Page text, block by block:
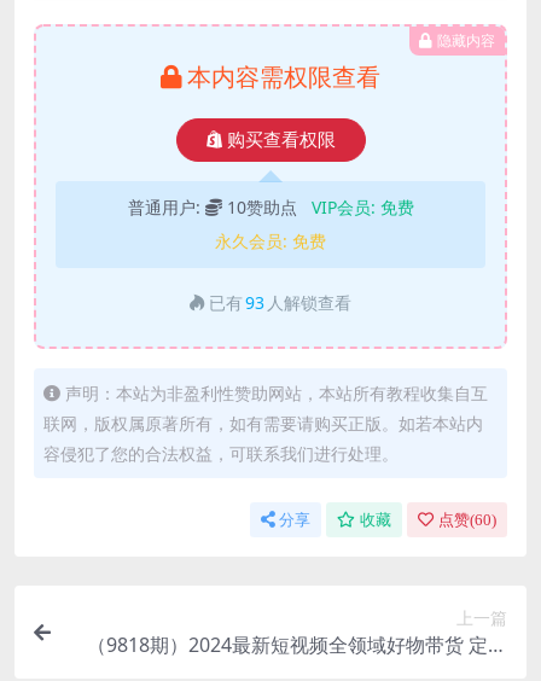
隐藏内容
本内容需权限查看
购买查看权限
普通用户: 10赞助点 VIP会员: 免费
永久会员: 免费
已有93 人解锁查看
声明：本站为非盈利性赞助网站，本站所有教程收集自互
联网，版权属原著所有，如有需要请购买正版。如若本站内
容侵犯了您的合法权益，可联系我们进行处理。
分享 收藏 点赞(60)
上一篇
（9818期）2024最新短视频全领域好物带货 定位